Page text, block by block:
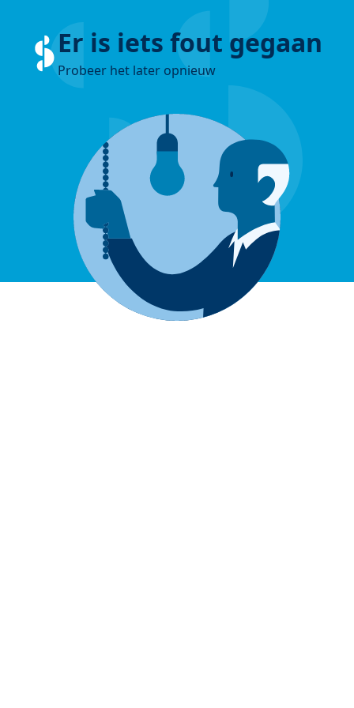
Er is iets fout gegaan
Probeer het later opnieuw